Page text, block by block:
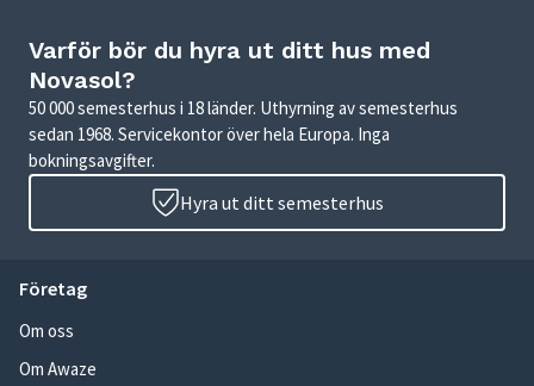
Varför bör du hyra ut ditt hus med
Novasol?
50 000 semesterhus i 18 länder. Uthyrning av semesterhus
sedan 1968. Servicekontor över hela Europa. Inga
bokningsavgifter.
Hyra ut ditt semesterhus
Företag
Om oss
Om Awaze